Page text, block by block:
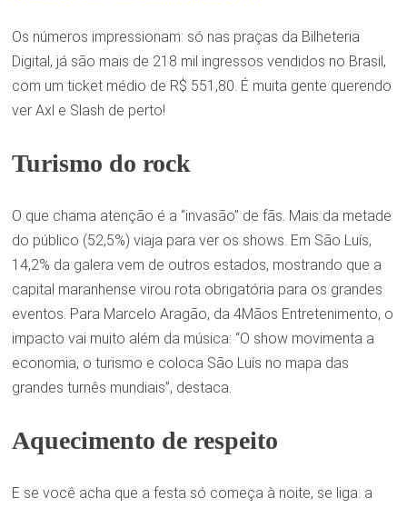
Os números impressionam: só nas praças da Bilheteria
Digital, já são mais de 218 mil ingressos vendidos no Brasil,
com um ticket médio de R$ 551,80. É muita gente querendo
ver Axl e Slash de perto!
Turismo do rock
O que chama atenção é a “invasão” de fãs. Mais da metade
do público (52,5%) viaja para ver os shows. Em São Luís,
14,2% da galera vem de outros estados, mostrando que a
capital maranhense virou rota obrigatória para os grandes
eventos. Para Marcelo Aragão, da 4Mãos Entretenimento, o
impacto vai muito além da música: “O show movimenta a
economia, o turismo e coloca São Luís no mapa das
grandes turnês mundiais”, destaca.
Aquecimento de respeito
E se você acha que a festa só começa à noite, se liga: a